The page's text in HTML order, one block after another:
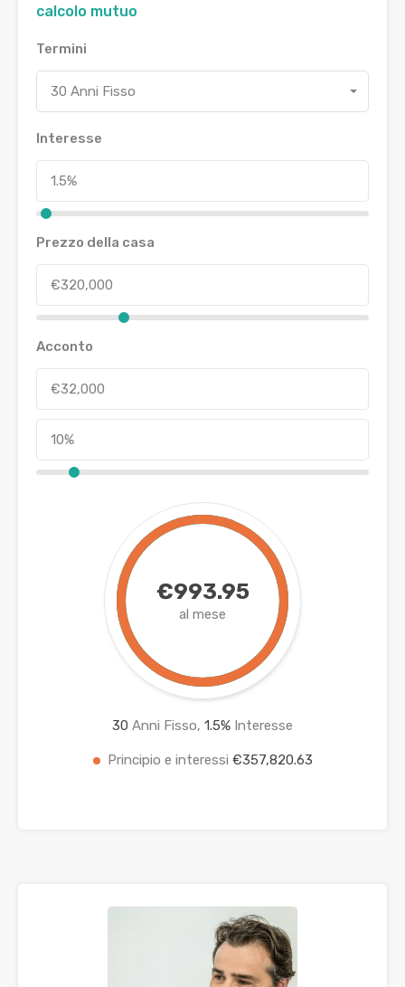
calcolo mutuo
Termini
30 Anni Fisso
Interesse
Prezzo della casa
Acconto
€993.95
al mese
30 Anni Fisso, 1.5% Interesse
Principio e interessi €357,820.63